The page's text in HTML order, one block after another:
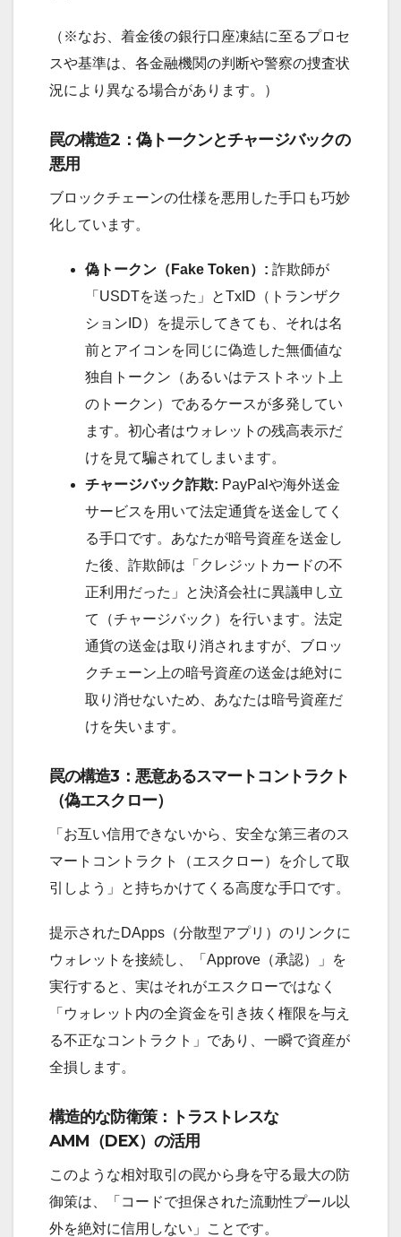
（※なお、着金後の銀行口座凍結に至るプロセ
スや基準は、各金融機関の判断や警察の捜査状
況により異なる場合があります。）
罠の構造2：偽トークンとチャージバックの
悪用
ブロックチェーンの仕様を悪用した手口も巧妙
化しています。
偽トークン（Fake Token）: 詐欺師が
「USDTを送った」とTxID（トランザク
ションID）を提示してきても、それは名
前とアイコンを同じに偽造した無価値な
独自トークン（あるいはテストネット上
のトークン）であるケースが多発してい
ます。初心者はウォレットの残高表示だ
けを見て騙されてしまいます。
チャージバック詐欺: PayPalや海外送金
サービスを用いて法定通貨を送金してく
る手口です。あなたが暗号資産を送金し
た後、詐欺師は「クレジットカードの不
正利用だった」と決済会社に異議申し立
て（チャージバック）を行います。法定
通貨の送金は取り消されますが、ブロッ
クチェーン上の暗号資産の送金は絶対に
取り消せないため、あなたは暗号資産だ
けを失います。
罠の構造3：悪意あるスマートコントラクト
（偽エスクロー）
「お互い信用できないから、安全な第三者のス
マートコントラクト（エスクロー）を介して取
引しよう」と持ちかけてくる高度な手口です。
提示されたDApps（分散型アプリ）のリンクに
ウォレットを接続し、「Approve（承認）」を
実行すると、実はそれがエスクローではなく
「ウォレット内の全資金を引き抜く権限を与え
る不正なコントラクト」であり、一瞬で資産が
全損します。
構造的な防衛策：トラストレスな
AMM（DEX）の活用
このような相対取引の罠から身を守る最大の防
御策は、「コードで担保された流動性プール以
外を絶対に信用しない」ことです。